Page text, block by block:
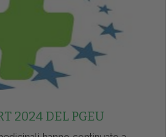
2024 DEL PGEU